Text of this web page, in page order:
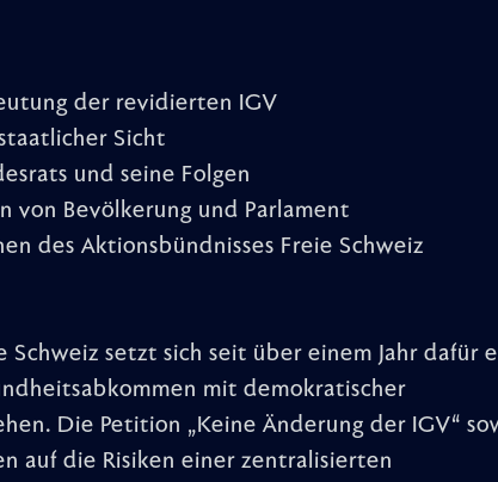
der revidierten IGV
Sicht
und seine Folgen
von Bevölkerung und Parlament
des Aktionsbündnisses Freie Schweiz
Schweiz setzt sich seit über einem Jahr dafür
mit demokratischer
Die Petition „Keine Änderung der IGV“
auf die Risiken einer zentralisierten